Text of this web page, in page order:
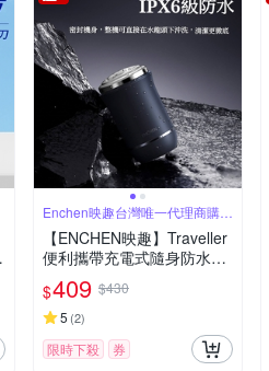
Enchen映趣台灣唯一代理商購買
【ENCHEN映趣】Traveller
便利攜帶充電式隨身防水電
動刮鬍刀
$409 $430
5 (2)
限時下殺 券